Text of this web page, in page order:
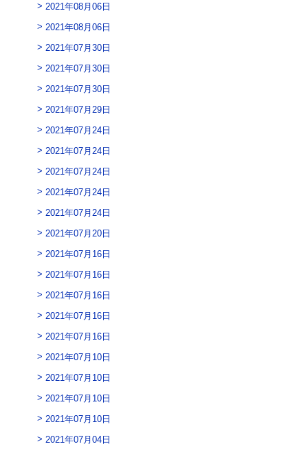
2021年08月06日
2021年08月06日
2021年07月30日
2021年07月30日
2021年07月30日
2021年07月29日
2021年07月24日
2021年07月24日
2021年07月24日
2021年07月24日
2021年07月24日
2021年07月20日
2021年07月16日
2021年07月16日
2021年07月16日
2021年07月16日
2021年07月16日
2021年07月10日
2021年07月10日
2021年07月10日
2021年07月10日
2021年07月04日